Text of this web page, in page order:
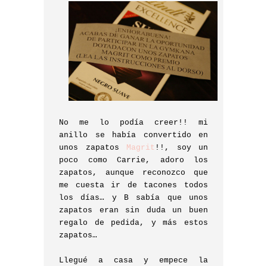
No me lo podía creer!! mi
anillo se había convertido en
unos zapatos
Magrit !!, soy un
poco como Carrie, adoro los
zapatos, aunque reconozco que
me cuesta ir de tacones todos
los días… y B sabía que unos
zapatos eran sin duda un buen
regalo de pedida, y más estos
zapatos…
Llegué a casa y empece la